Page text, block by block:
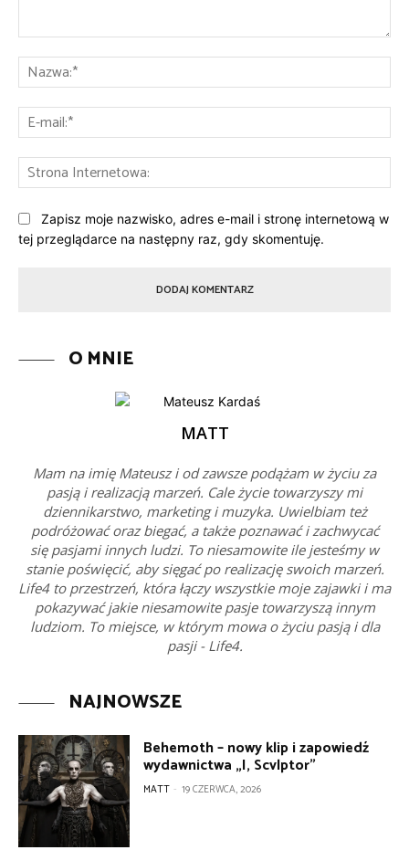
Zapisz moje nazwisko, adres e-mail i stronę internetową w
tej przeglądarce na następny raz, gdy skomentuję.
O MNIE
MATT
Mam na imię Mateusz i od zawsze podążam w życiu za
pasją i realizacją marzeń. Cale życie towarzyszy mi
dziennikarstwo, marketing i muzyka. Uwielbiam też
podróżować oraz biegać, a także poznawać i zachwycać
się pasjami innych ludzi. To niesamowite ile jesteśmy w
stanie poświęcić, aby sięgać po realizację swoich marzeń.
Life4 to przestrzeń, która łączy wszystkie moje zajawki i ma
pokazywać jakie niesamowite pasje towarzyszą innym
ludziom. To miejsce, w którym mowa o życiu pasją i dla
pasji - Life4.
NAJNOWSZE
Behemoth – nowy klip i zapowiedź
wydawnictwa „I, Scvlptor”
MATT - 19 CZERWCA, 2026